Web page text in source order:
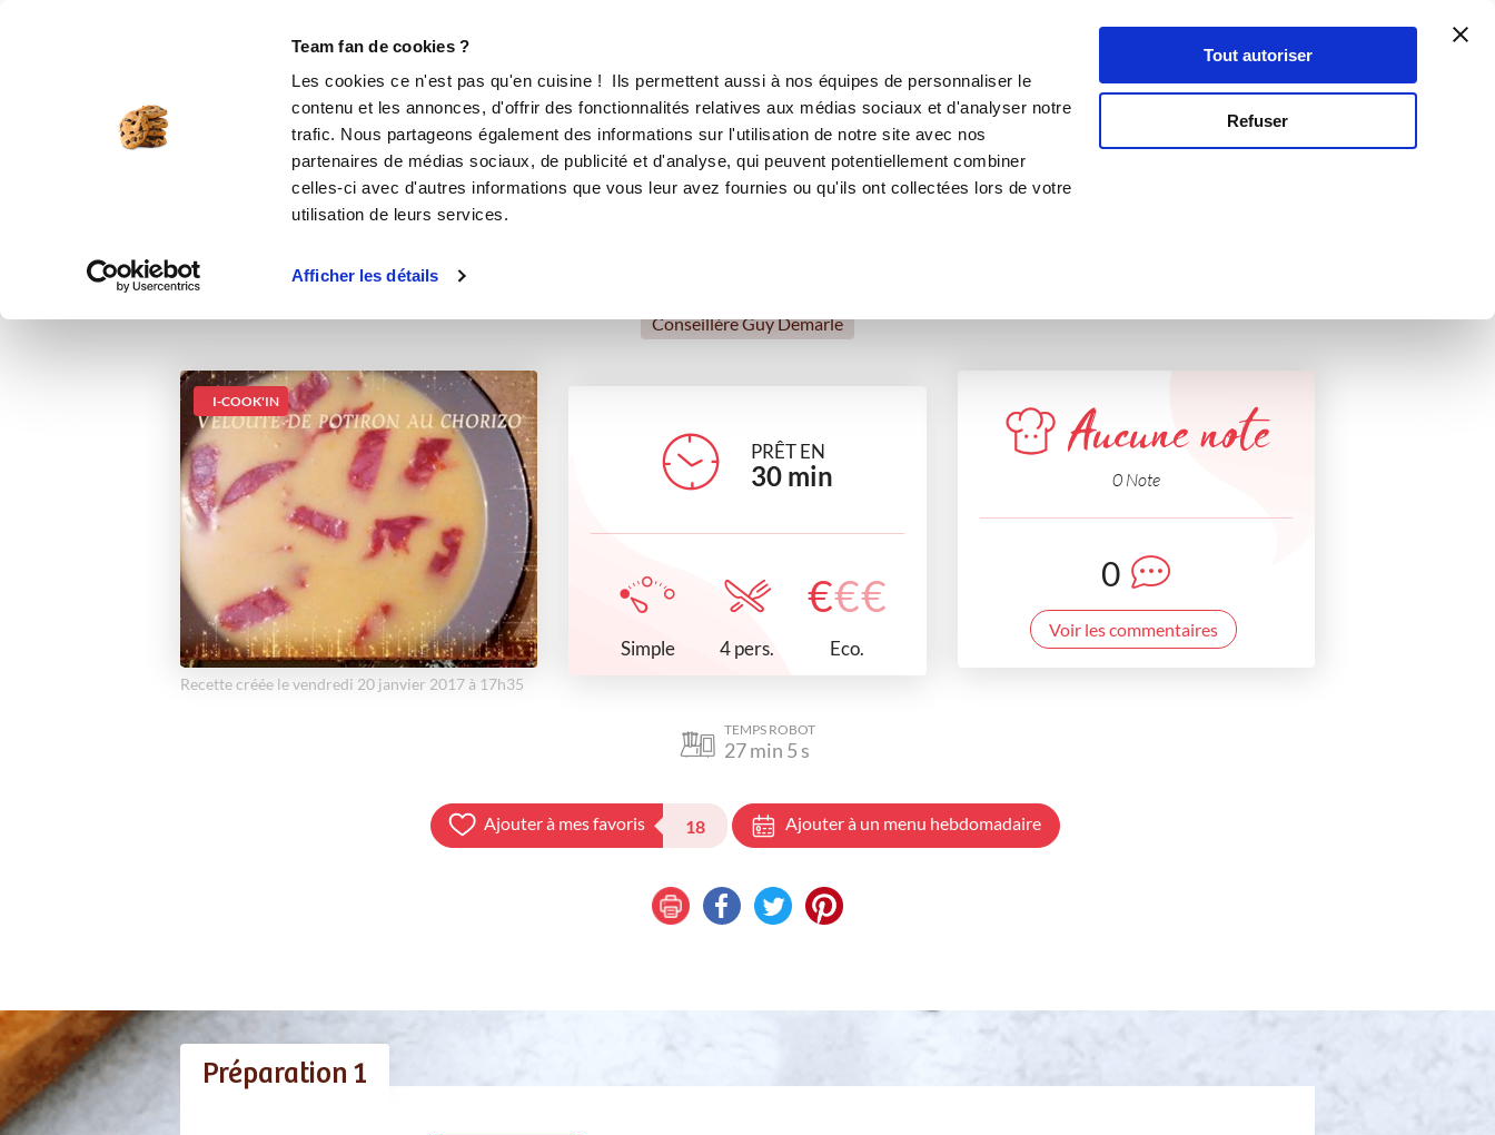
Team fan de cookies ?
Les cookies ce n'est pas qu'en cuisine ! Ils permettent aussi à nos équipes de personnaliser le
contenu et les annonces, d'offrir des fonctionnalités relatives aux médias sociaux et d'analyser notre
trafic. Nous partageons également des informations sur l'utilisation de notre site avec nos
partenaires de médias sociaux, de publicité et d'analyse, qui peuvent potentiellement combiner
celles-ci avec d'autres informations que vous leur avez fournies ou qu'ils ont collectées lors de votre
utilisation de leurs services.
Afficher les détails
Tout autoriser
Refuser
Se connecter
Velouté de potiron au chorizo
soupes et crèmes
Conseillère Guy Demarle
I-COOK'IN
Recette créée le vendredi 20 janvier 2017 à 17h35
PRÊT EN
30 min
Simple 4 pers.
€€€
Eco.
Aucune note
0 Note
0
Voir les commentaires
TEMPS ROBOT
27min 5 s
Ajouter à mes favoris 18 Ajouter à un menu hebdomadaire
Préparation 1